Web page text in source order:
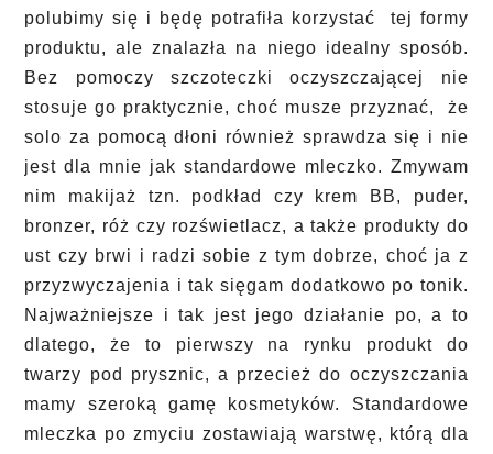
polubimy się i będę potrafiła korzystać tej formy
produktu, ale znalazła na niego idealny sposób.
Bez pomoczy szczoteczki oczyszczającej nie
stosuje go praktycznie, choć musze przyznać, że
solo za pomocą dłoni również sprawdza się i nie
jest dla mnie jak standardowe mleczko. Zmywam
nim makijaż tzn. podkład czy krem BB, puder,
bronzer, róż czy rozświetlacz, a także produkty do
ust czy brwi i radzi sobie z tym dobrze, choć ja z
przyzwyczajenia i tak sięgam dodatkowo po tonik.
Najważniejsze i tak jest jego działanie po, a to
dlatego, że to pierwszy na rynku produkt do
twarzy pod prysznic, a przecież do oczyszczania
mamy szeroką gamę kosmetyków. Standardowe
mleczka po zmyciu zostawiają warstwę, którą dla